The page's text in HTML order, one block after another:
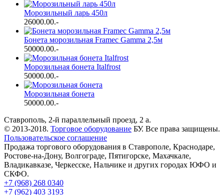
Морозильный ларь 450л
26000.00.-
Бонета морозильная Framec Gamma 2,5м
50000.00.-
Морозильная бонета Italfrost
50000.00.-
Морозильная бонета
50000.00.-
Ставрополь, 2-й параллельный проезд, 2 a.
© 2013-2018. Торговое оборудование БУ. Все права защищены.
Пользовательское соглашение
Продажа торгового оборудования в Ставрополе, Краснодаре,
Ростове-на-Дону, Волгограде, Пятигорске, Махачкале,
Владикавказе, Черкесске, Нальчике и других городах ЮФО и
СКФО.
+7 (968) 268 0340
+7 (962) 403 3193